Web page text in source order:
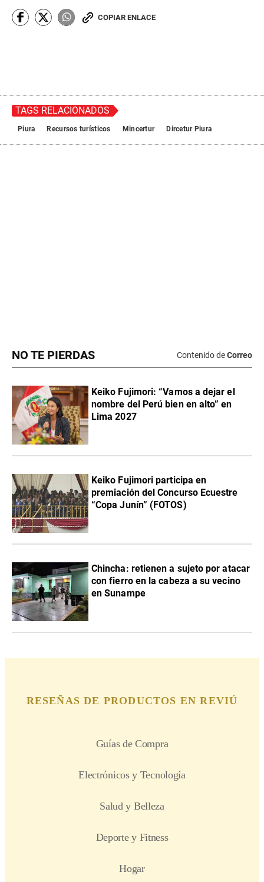
NO TE PIERDAS Contenido deCorreo
Keiko Fujimori: “Vamos a dejar el
nombre del Perú bien en alto” en
Lima 2027
Keiko Fujimori participa en
premiación del Concurso Ecuestre
“Copa Junín” (FOTOS)
Chincha: retienen a sujeto por atacar
con fierro en la cabeza a su vecino
en Sunampe